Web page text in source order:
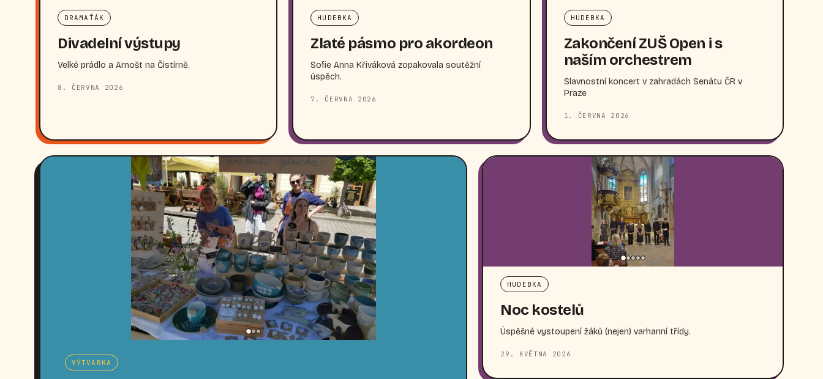
DRAMAŤÁK
Divadelní výstupy
Velké prádlo a Arnošt na Čistírně.
8. ČERVNA 2026
HUDEBKA
Zlaté pásmo pro akordeon
Sofie Anna Křiváková zopakovala soutěžní
úspěch.
7. ČERVNA 2026
HUDEBKA
Zakončení ZUŠ Open i s
naším orchestrem
Slavnostní koncert v zahradách Senátu ČR v
Praze
1. ČERVNA 2026
VÝTVARKA
HUDEBKA
Noc kostelů
Úspěšné vystoupení žáků (nejen) varhanní třídy.
29. KVĚTNA 2026